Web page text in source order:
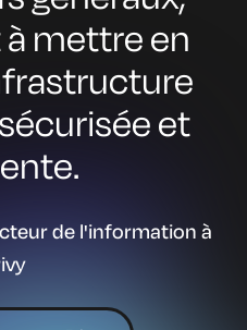
mettre en
et
de l'information à